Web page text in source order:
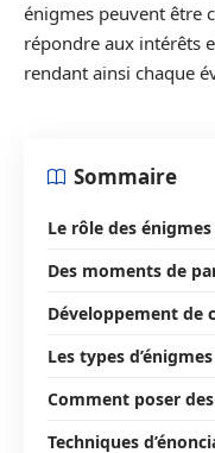
énigmes peuvent être
répondre aux intérêts
rendant ainsi chaque
Sommaire
Le rôle des
Des moments de
Développement de
Les types
Comment poser
Techniques